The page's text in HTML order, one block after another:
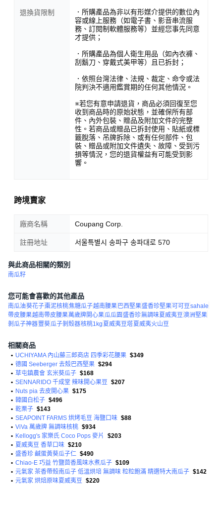
退換貨限制
．所購產品為非以有形媒介提供的數位內
容或線上服務（如電子書、影音串流服
務、訂閱制軟體服務等）並經您事先同意
才提供；
．所購產品為個人衛生用品（如內衣褲、
刮鬍刀、穿戴式美甲等）且已拆封；
．依照台灣法律、法規、裁定、命令或法
院判決不適用鑑賞期的任何其他情況。
※若您有意申請退貨，商品必須回復至您
收到商品時的原始狀態，並確保所有部
件、內外包裝、贈品及附加文件的完整
性。若商品或贈品已拆封使用、貼紙或標
籤脫落、吊牌拆除、或有任何部件、包
裝、贈品或附加文件遺失、故障、受到污
損等情況，您的退貨權益有可能受到影
響。
跨境賣家
廠商名稱 Coupang Corp.
註冊地址 서울특별시 송파구 송파대로 570
與此商品相關的類別
南瓜籽
您可能會喜歡的其他產品
南瓜油葵花子棗泥核桃焦糖瓜子越南腰果 巴西堅果盛香珍堅果可可豆sahale
帶皮腰果越南帶皮腰果萬歲牌開心果瓜瓜園 盛香珍無調味夏威夷豆澳洲堅果
剝瓜子神器豐葵瓜子剝殼器核桃1kg 夏威夷豆塔夏威夷火山豆
相關商品
• UCHIYAMA 內山藤三郎商店 四季彩花腰果 $349
• 德國 Seeberger 去殼巴西堅果 $294
• 草屯鎮農會 玄米葵瓜子 $168
• SENNARIDO 千成堂 辣味開心果豆 $207
• Nuts pia 去皮開心果 $175
• 韓國白松子 $496
• 乾栗子 $143
• SEAPOINT FARMS 烘烤毛豆 海鹽口味 $88
• ViVa 萬歲牌 無調味核桃 $934
• Kellogg's 家樂氏 Coco Pops 麥片
$203
• 夏威夷豆 香草口味 $210
• 盛香珍 鹹蛋黃葵瓜子仁 $490
• Chiao-E 巧益 竹鹽茴香風味水煮瓜子 $109
• 元氣家 茶香帶殼南瓜子 低溫烘培 無調味 粒粒飽滿 精選特大南瓜子 $142
• 元氣家 烘焙原味夏威夷豆 $220